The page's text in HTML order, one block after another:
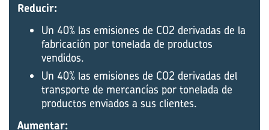
Reducir:
Un 40% las emisiones de CO2 derivadas de la
fabricación por tonelada de productos
vendidos.
Un 40% las emisiones de CO2 derivadas del
transporte de mercancías por tonelada de
productos enviados a sus clientes.
Aumentar: